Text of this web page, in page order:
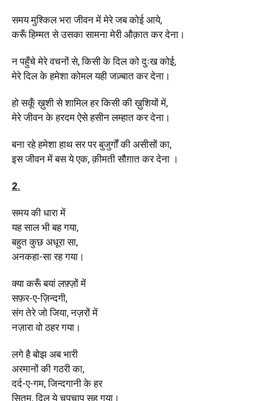
समय मुश्किल भरा जीवन में मेरे जब कोई आये,
करूँ हिम्मत से उसका सामना मेरी औक़ात कर देना।
न पहुँचे मेरे वचनों से, किसी के दिल को दुःख कोई,
मेरे दिल के हमेशा कोमल यही जज़्बात कर देना।
हो सकूँ ख़ुशी से शामिल हर किसी की ख़ुशियों में,
मेरे जीवन के हरदम ऐसे हसीन लम्हात कर देना।
बना रहे हमेशा हाथ सर पर बुजुर्गों की असीसों का,
इस जीवन में बस ये एक, क़ीमती सौग़ात कर देना ।
2.
समय की धारा में
यह साल भी बह गया,
बहुत कुछ अधूरा सा,
अनकहा-सा रह गया।
क्या करूँ बयां लफ़्ज़ों में
सफ़र-ए-ज़िन्दगी,
संग तेरे जो जिया, नज़रों में
नज़ारा वो ठहर गया।
लगे है बोझ अब भारी
अरमानों की गठरी का,
दर्द-ए-गम, जिन्दगानी के हर
सितम, दिल ये चुपचाप सह गया।